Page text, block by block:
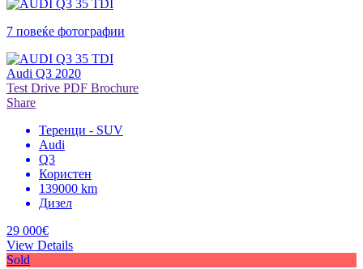
7 повеќе фотографии
Audi Q3 2020
Test Drive PDF Brochure
Share
Теренци - SUV
Audi
Q3
Користен
139000 km
Дизел
29 000€
View Details
Sold